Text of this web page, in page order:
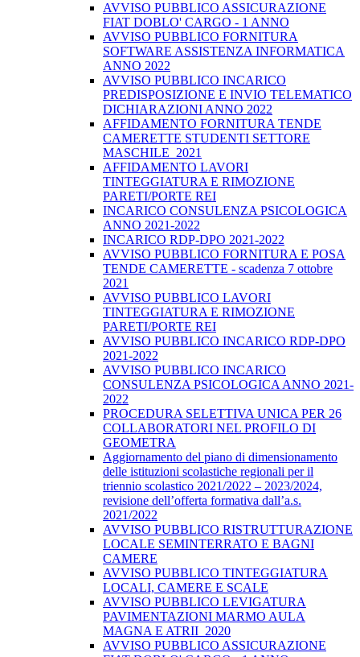
AVVISO PUBBLICO ASSICURAZIONE
FIAT DOBLO' CARGO - 1 ANNO
AVVISO PUBBLICO FORNITURA
SOFTWARE ASSISTENZA INFORMATICA
ANNO 2022
AVVISO PUBBLICO INCARICO
PREDISPOSIZIONE E INVIO TELEMATICO
DICHIARAZIONI ANNO 2022
AFFIDAMENTO FORNITURA TENDE
CAMERETTE STUDENTI SETTORE
MASCHILE_2021
AFFIDAMENTO LAVORI
TINTEGGIATURA E RIMOZIONE
PARETI/PORTE REI
INCARICO CONSULENZA PSICOLOGICA
ANNO 2021-2022
INCARICO RDP-DPO 2021-2022
AVVISO PUBBLICO FORNITURA E POSA
TENDE CAMERETTE - scadenza 7 ottobre
2021
AVVISO PUBBLICO LAVORI
TINTEGGIATURA E RIMOZIONE
PARETI/PORTE REI
AVVISO PUBBLICO INCARICO RDP-DPO
2021-2022
AVVISO PUBBLICO INCARICO
CONSULENZA PSICOLOGICA ANNO 2021-
2022
PROCEDURA SELETTIVA UNICA PER 26
COLLABORATORI NEL PROFILO DI
GEOMETRA
Aggiornamento del piano di dimensionamento
delle istituzioni scolastiche regionali per il
triennio scolastico 2021/2022 – 2023/2024,
revisione dell’offerta formativa dall’a.s.
2021/2022
AVVISO PUBBLICO RISTRUTTURAZIONE
LOCALE SEMINTERRATO E BAGNI
CAMERE
AVVISO PUBBLICO TINTEGGIATURA
LOCALI, CAMERE E SCALE
AVVISO PUBBLICO LEVIGATURA
PAVIMENTAZIONI MARMO AULA
MAGNA E ATRII_2020
AVVISO PUBBLICO ASSICURAZIONE